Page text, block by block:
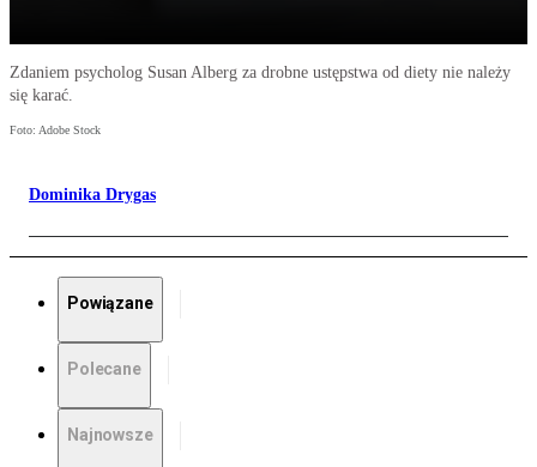
Zdaniem psycholog Susan Alberg za drobne ustępstwa od diety nie należy
się karać.
Foto: Adobe Stock
Dominika Drygas
Powiązane
Polecane
Najnowsze